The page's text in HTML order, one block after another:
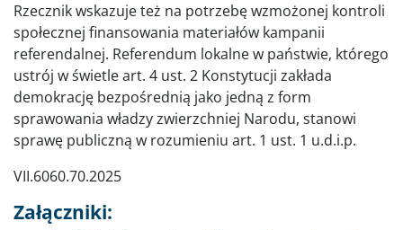
Rzecznik wskazuje też na potrzebę wzmożonej kontroli
społecznej finansowania materiałów kampanii
referendalnej. Referendum lokalne w państwie, którego
ustrój w świetle art. 4 ust. 2 Konstytucji zakłada
demokrację bezpośrednią jako jedną z form
sprawowania władzy zwierzchniej Narodu, stanowi
sprawę publiczną w rozumieniu art. 1 ust. 1 u.d.i.p.
VII.6060.70.2025
Załączniki: